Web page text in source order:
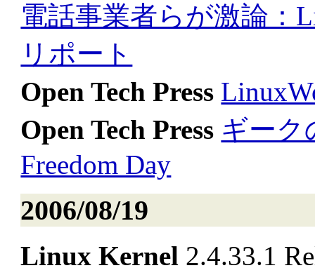
電話事業者らが激論：
リポート
Open Tech Press
Open Tech Press ギーク
Freedom Day
2006/08/19
Linux Kernel 2.4.33.1